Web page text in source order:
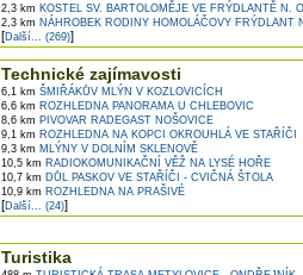
2,3 km KOSTEL SV. BARTOLOMĚJE VE FRÝDLANTĚ N.
2,3 km NÁHROBEK RODINY HOMOLÁČOVY FRÝDLANT
[Další... (269)]
Technické zajímavosti
6,1 km ŠMIŘÁKŮV MLÝN V KOZLOVICÍCH
6,6 km ROZHLEDNA PANORAMA U CHLEBOVIC
8,6 km PIVOVAR RADEGAST NOŠOVICE
9,1 km ROZHLEDNA NA KOPCI OKROUHLÁ VE STAŘÍČI
9,3 km MLÝNY V DOLNÍM SKLENOVĚ
10,5 km RADIOKOMUNIKAČNÍ VĚŽ NA LYSÉ HOŘE
10,7 km DŮL PASKOV VE STAŘÍČI - CVIČNÁ ŠTOLA
10,9 km ROZHLEDNA NA PRAŠIVÉ
[Další... (24)]
Turistika